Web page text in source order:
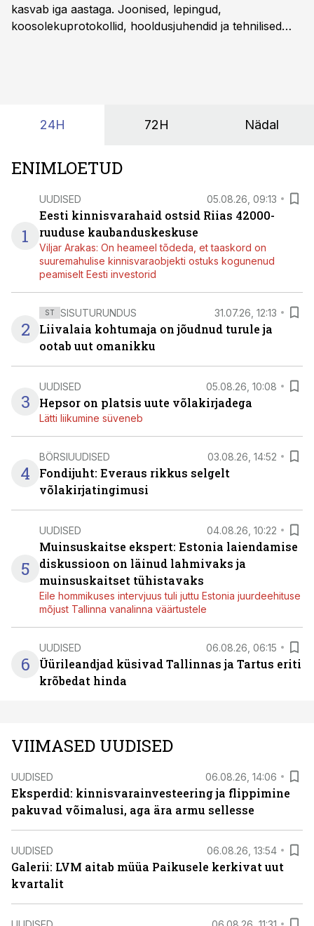
kasvab iga aastaga. Joonised, lepingud,
koosolekuprotokollid, hooldusjuhendid ja tehnilised
24H 72H Nädal
ENIMLOETUD
1
UUDISED 05.08.26, 09:13
Eesti kinnisvarahaid ostsid Riias 42000-
ruuduse kaubanduskeskuse
Viljar Arakas: On heameel tõdeda, et taaskord on
suuremahulise kinnisvaraobjekti ostuks kogunenud
peamiselt Eesti investorid
2
ST SISUTURUNDUS 31.07.26, 12:13
Liivalaia kohtumaja on jõudnud turule ja
ootab uut omanikku
3
UUDISED 05.08.26, 10:08
Hepsor on platsis uute võlakirjadega
Lätti liikumine süveneb
4
BÖRSIUUDISED 03.08.26, 14:52
Fondijuht: Everaus rikkus selgelt
võlakirjatingimusi
5
UUDISED 04.08.26, 10:22
Muinsuskaitse ekspert: Estonia laiendamise
diskussioon on läinud lahmivaks ja
muinsuskaitset tühistavaks
Eile hommikuses intervjuus tuli juttu Estonia juurdeehituse
mõjust Tallinna vanalinna väärtustele
6
UUDISED 06.08.26, 06:15
Üürileandjad küsivad Tallinnas ja Tartus eriti
krõbedat hinda
VIIMASED UUDISED
UUDISED 06.08.26, 14:06
Eksperdid: kinnisvarainvesteering ja flippimine
pakuvad võimalusi, aga ära armu sellesse
UUDISED 06.08.26, 13:54
Galerii: LVM aitab müüa Paikusele kerkivat uut
kvartalit